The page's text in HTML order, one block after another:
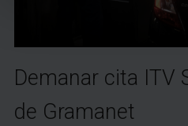
Demanar cita ITV
de Gramanet